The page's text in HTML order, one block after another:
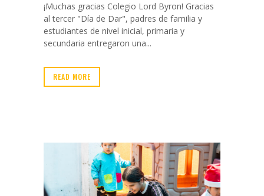
¡Muchas gracias Colegio Lord Byron! Gracias
al tercer "Día de Dar", padres de familia y
estudiantes de nivel inicial, primaria y
secundaria entregaron una...
READ MORE